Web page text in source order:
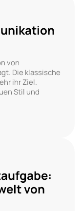
von
Die klassische
ihr Ziel.
Stil und
von